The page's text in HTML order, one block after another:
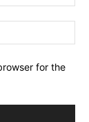
for the